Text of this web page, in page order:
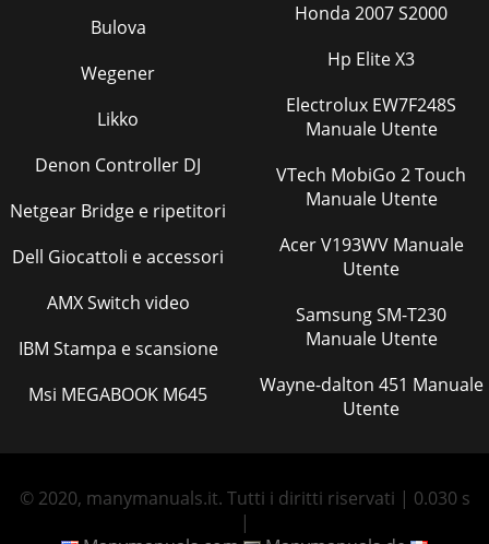
Bulova
Wegener
Likko
Denon Controller DJ
Netgear Bridge e ripetitori
Dell Giocattoli e accessori
AMX Switch video
IBM Stampa e scansione
Msi MEGABOOK M645
Honda 2007 S2000
Hp Elite X3
Electrolux EW7F248S
Manuale Utente
VTech MobiGo 2 Touch
Manuale Utente
Acer V193WV Manuale
Utente
Samsung SM-T230
Manuale Utente
Wayne-dalton 451 Manuale
Utente
© 2020, manymanuals.it. Tutti i diritti riservati | 0.030 s
|